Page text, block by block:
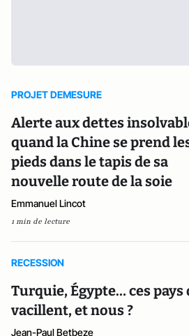
PROJET DEMESURE
Alerte aux dettes
quand la Chine se prend
pieds dans le tapis de sa
nouvelle route de la soie
Emmanuel Lincot
1 min de lecture
RECESSION
Turquie, Égypte… ces pays
vacillent, et nous ?
Jean-Paul Betbeze